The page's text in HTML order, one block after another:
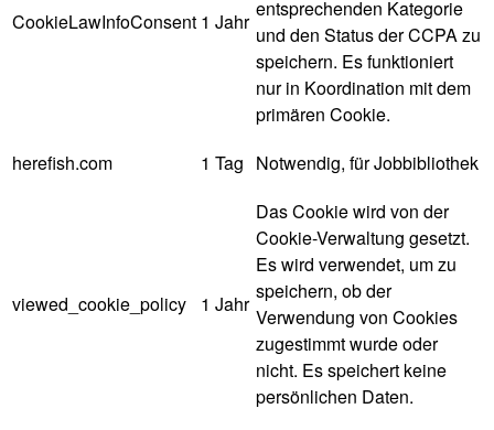
CookieLawInfoConsent 1 Jahr
entsprechenden Kategorie
und den Status der CCPA zu
speichern. Es funktioniert
nur in Koordination mit dem
primären Cookie.
herefish.com
1 Tag Notwendig, für Jobbibliothek
viewed_cookie_policy 1 Jahr
Das Cookie wird von der
Cookie-Verwaltung gesetzt.
Es wird verwendet, um zu
speichern, ob der
Verwendung von Cookies
zugestimmt wurde oder
nicht. Es speichert keine
persönlichen Daten.